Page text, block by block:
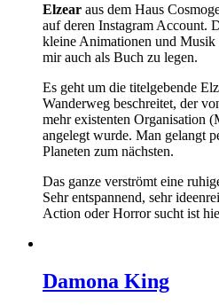
Elzear aus dem Haus
auf deren Instagram Account.
kleine Animationen und Musik
mir auch als Buch zu legen.
Es geht um die titelgebende
Wanderweg beschreitet, der
mehr existenten Organisation
angelegt wurde. Man gelangt
Planeten zum nächsten.
Das ganze verströmt eine
Sehr entspannend, sehr
Action oder Horror sucht ist
Damona King